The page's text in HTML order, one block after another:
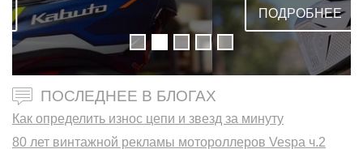
ПОДРОБНЕЕ
ПОСЛЕДНЕЕ В БЛОГАХ
Как определить износ цепи и звезд за минуту
80 лет винтажной рекламы мотороллеров Vespa ч.2